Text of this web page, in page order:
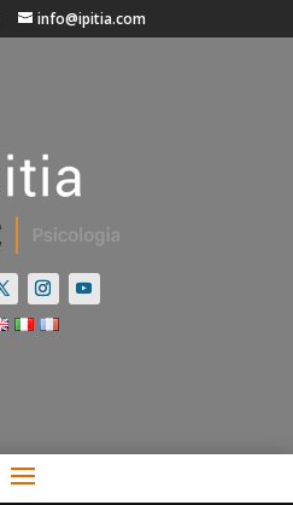
info@ipitia.com